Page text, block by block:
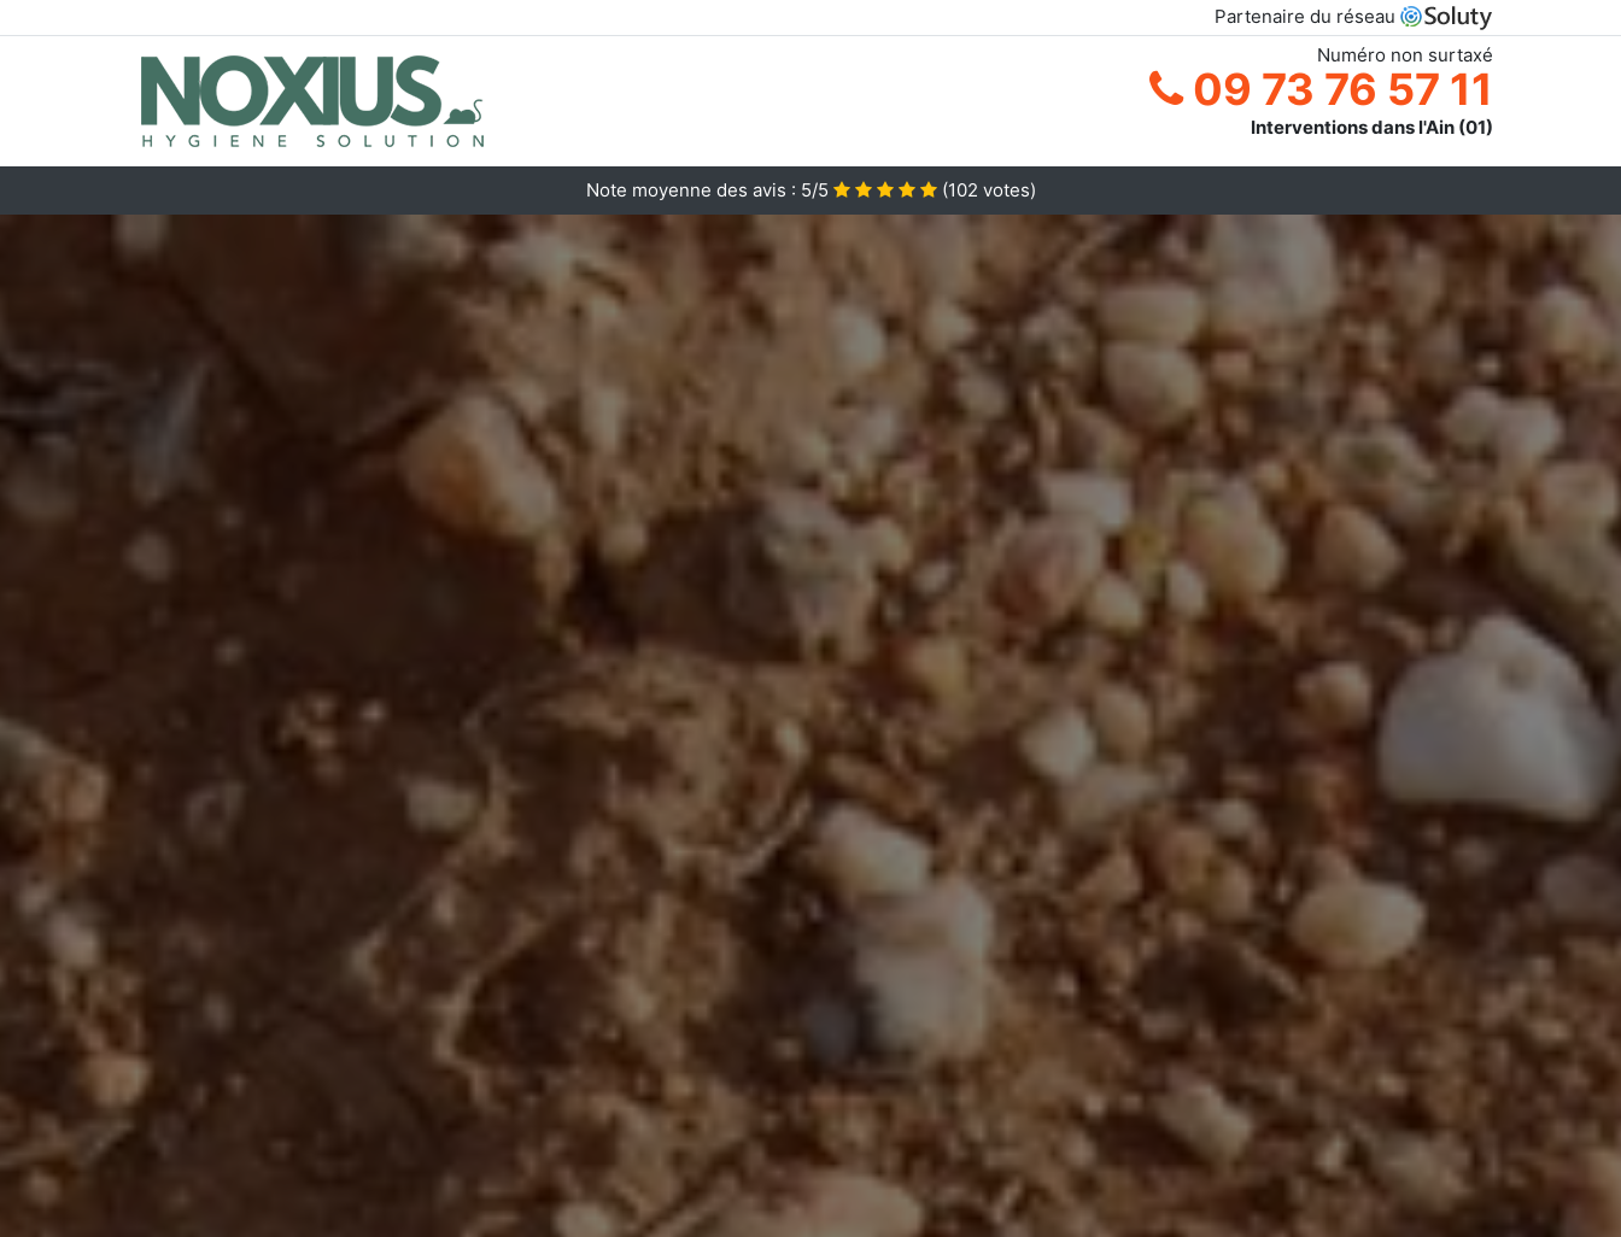
Partenaire du réseau
Numéro non surtaxé
09 73 76 57 11
Interventions dans l'Ain (01)
Note moyenne des avis : 5/5 (102 votes)